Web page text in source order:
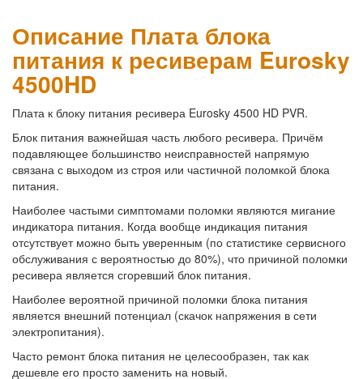
Описание Плата блока
питания к ресиверам Eurosky
4500HD
Плата к блоку питания ресивера Eurosky 4500 HD PVR.
Блок питания важнейшая часть любого ресивера. Причём
подавляющее большинство неисправностей напрямую
связана с выходом из строя или частичной поломкой блока
питания.
Наиболее частыми симптомами поломки являются мигание
индикатора питания. Когда вообще индикация питания
отсутствует можно быть уверенным (по статистике сервисного
обслуживания с вероятностью до 80%), что причиной поломки
ресивера является сгоревший блок питания.
Наиболее вероятной причиной поломки блока питания
является внешний потенциал (скачок напряжения в сети
электропитания).
Часто ремонт блока питания не целесообразен, так как
дешевле его просто заменить на новый.